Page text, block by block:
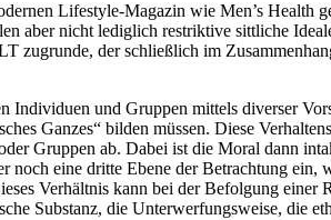
Lifestyle-Magazin wie Men’s Health
nicht lediglich restriktive sittliche
der schließlich im
und Gruppen mittels diverser
Ganzes“ bilden müssen. Diese
Gruppen ab. Dabei ist die Moral dann
eine dritte Ebene der Betrachtung ein,
Verhältnis kann bei der Befolgung einer
Substanz, die Unterwerfungsweise, die